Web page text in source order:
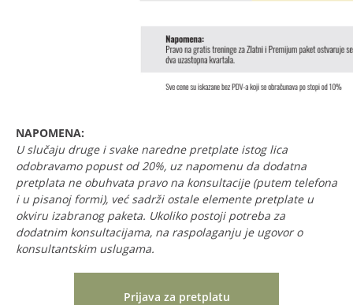
NAPOMENA:
U slučaju druge i svake naredne pretplate istog lica
odobravamo popust od 20%, uz napomenu da dodatna
pretplata ne obuhvata pravo na konsultacije (putem telefona
i u pisanoj formi), već sadrži ostale elemente pretplate u
okviru izabranog paketa. Ukoliko postoji potreba za
dodatnim konsultacijama, na raspolaganju je ugovor o
konsultantskim uslugama.
Prijava za pretplatu